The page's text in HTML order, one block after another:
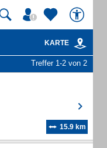
KARTE
Treffer 1-2 von 2
15.9 km